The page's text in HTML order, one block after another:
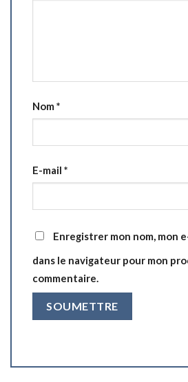
Nom*
E-mail *
Enregistrer mon nom, mon
dans le navigateur pour mon
commentaire.